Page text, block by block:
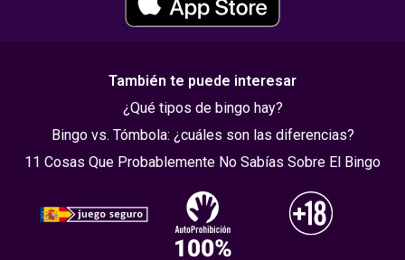
También te puede interesar
¿Qué tipos de bingo hay?
Bingo vs. Tómbola: ¿cuáles son las diferencias?
11 Cosas Que Probablemente No Sabías Sobre El Bingo